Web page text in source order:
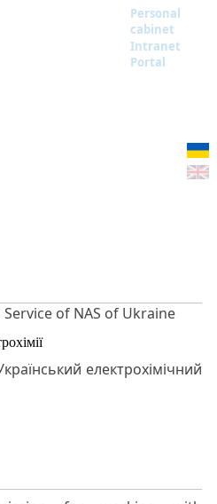
Personal
cabinet
Intranet
Portal
Service of NAS of Ukraine
електрохімічний